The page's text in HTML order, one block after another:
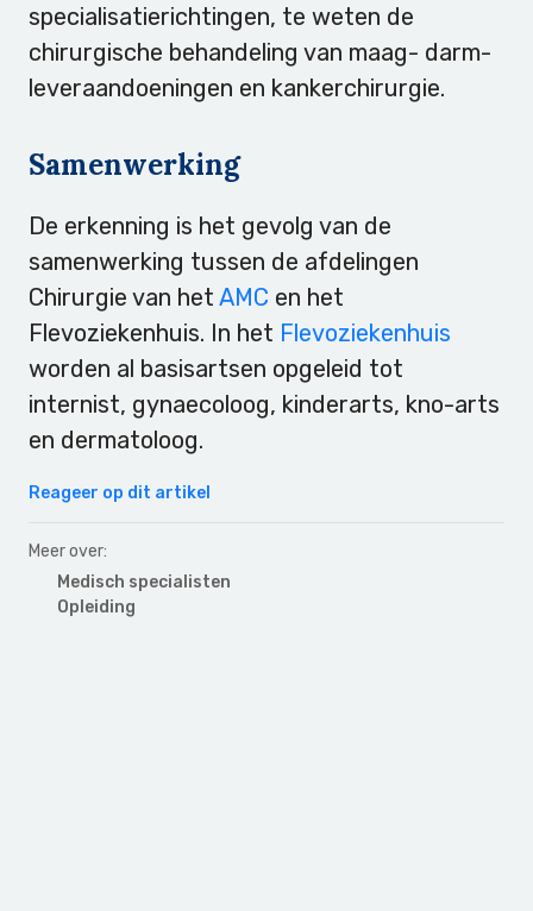
specialisatierichtingen, te weten de
chirurgische behandeling van maag- darm-
leveraandoeningen en kankerchirurgie.
Samenwerking
De erkenning is het gevolg van de
samenwerking tussen de afdelingen
Chirurgie van het AMC en het
Flevoziekenhuis. In het Flevoziekenhuis
worden al basisartsen opgeleid tot
internist, gynaecoloog, kinderarts, kno-arts
en dermatoloog.
Reageer op dit artikel
Meer over:
Medisch specialisten
Opleiding